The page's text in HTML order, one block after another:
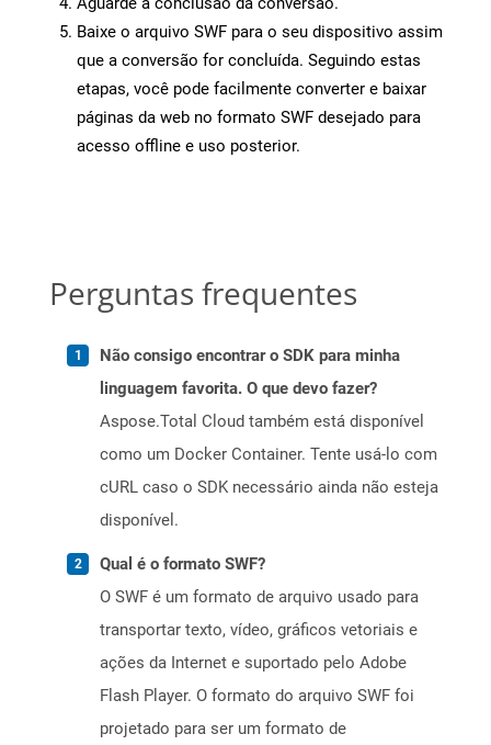
Baixe o arquivo SWF para o seu dispositivo assim
que a conversão for concluída. Seguindo estas
etapas, você pode facilmente converter e baixar
páginas da web no formato SWF desejado para
acesso offline e uso posterior.
Perguntas frequentes
Não consigo encontrar o SDK para minha
linguagem favorita. O que devo fazer?
Aspose.Total Cloud também está disponível
como um Docker Container. Tente usá-lo com
cURL caso o SDK necessário ainda não esteja
disponível.
Qual é o formato SWF?
O SWF é um formato de arquivo usado para
transportar texto, vídeo, gráficos vetoriais e
ações da Internet e suportado pelo Adobe
Flash Player. O formato do arquivo SWF foi
projetado para ser um formato de